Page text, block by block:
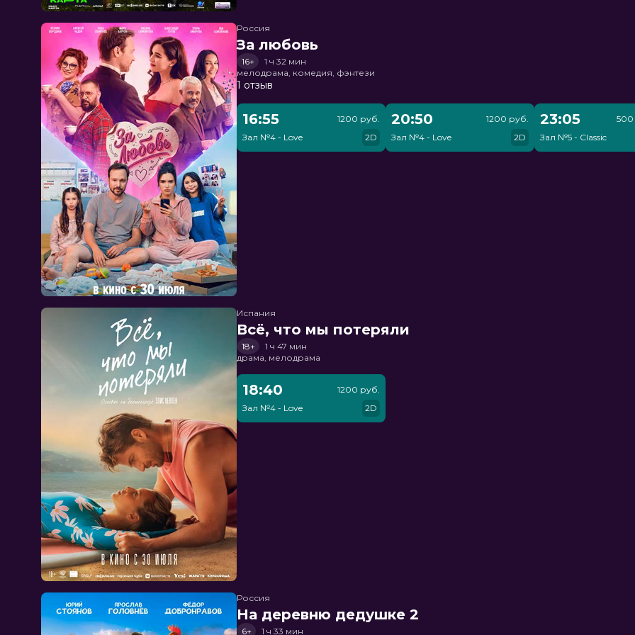
Россия
За любовь
16+
1 ч 32 мин
мелодрама, комедия, фэнтези
1 отзыв
16:55
Зал №4 - Love
1200 руб.
2D
20:50
Зал №4 - Love
1200 руб.
2D
23:05
Зал №5 - Classic
500
Испания
Всё, что мы потеряли
18+
1 ч 47 мин
драма, мелодрама
18:40
Зал №4 - Love
1200 руб.
2D
Россия
На деревню дедушке 2
6+ 1 ч 33 мин